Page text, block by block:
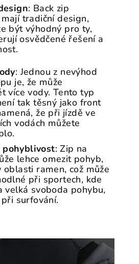
: Back zip
tradiční design,
být výhodný pro ty,
osvědčené řešení a
: Jednou z nevýhod
je, že může
více vody. Tento typ
tak těsný jako front
že při jízdě ve
vodách můžete
pohyblivost: Zip na
lehce omezit pohyb,
oblasti ramen, což může
při sportech, kde
velká svoboda pohybu,
surfování.